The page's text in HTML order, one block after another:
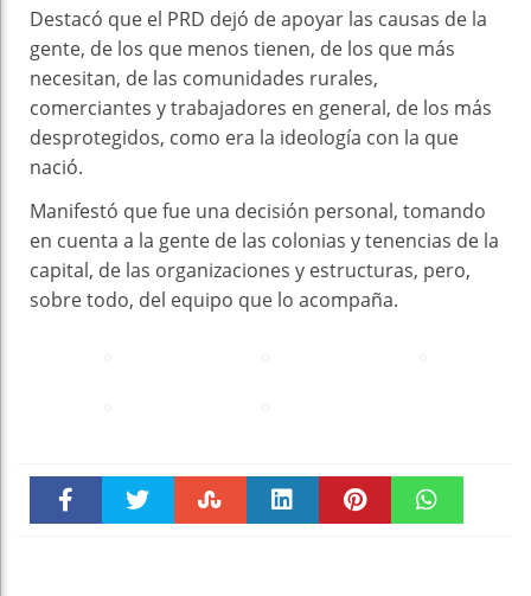
Destacó que el PRD dejó de apoyar las causas de la
gente, de los que menos tienen, de los que más
necesitan, de las comunidades rurales,
comerciantes y trabajadores en general, de los más
desprotegidos, como era la ideología con la que
nació.
Manifestó que fue una decisión personal, tomando
en cuenta a la gente de las colonias y tenencias de la
capital, de las organizaciones y estructuras, pero,
sobre todo, del equipo que lo acompaña.